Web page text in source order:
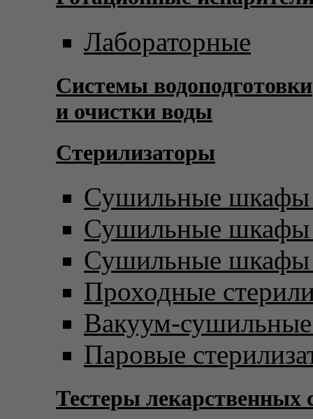
Лабораторные
Системы водоподготовки
и очистки воды
Стерилизаторы
Сушильные шкафы
Сушильные шкафы
Сушильные шкафы
Проходные
Вакуум-
Паровые
Тестеры лекарственных